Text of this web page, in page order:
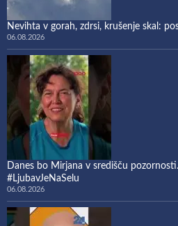
Nevihta v gorah, zdrsi, krušenje skal:
06.08.2026
Danes bo Mirjana v središču
#LjubavJeNaSelu
06.08.2026